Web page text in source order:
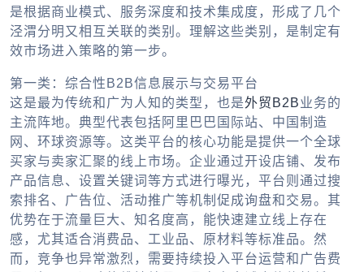
是根据商业模式、服务深度和技术集成度，形成了几个
泾渭分明又相互关联的类别。理解这些类别，是制定有
效市场进入策略的第一步。
第一类：综合性B2B信息展示与交易平台
这是最为传统和广为人知的类型，也是外贸B2B业务的
主流阵地。典型代表包括阿里巴巴国际站、中国制造
网、环球资源等。这类平台的核心功能是提供一个全球
买家与卖家汇聚的线上市场。企业通过开设店铺、发布
产品信息、设置关键词等方式进行曝光，平台则通过搜
索排名、广告位、活动推广等机制促成询盘和交易。其
优势在于流量巨大、知名度高，能快速建立线上存在
感，尤其适合消费品、工业品、原材料等标准品。然
而，竞争也异常激烈，需要持续投入平台运营和广告费